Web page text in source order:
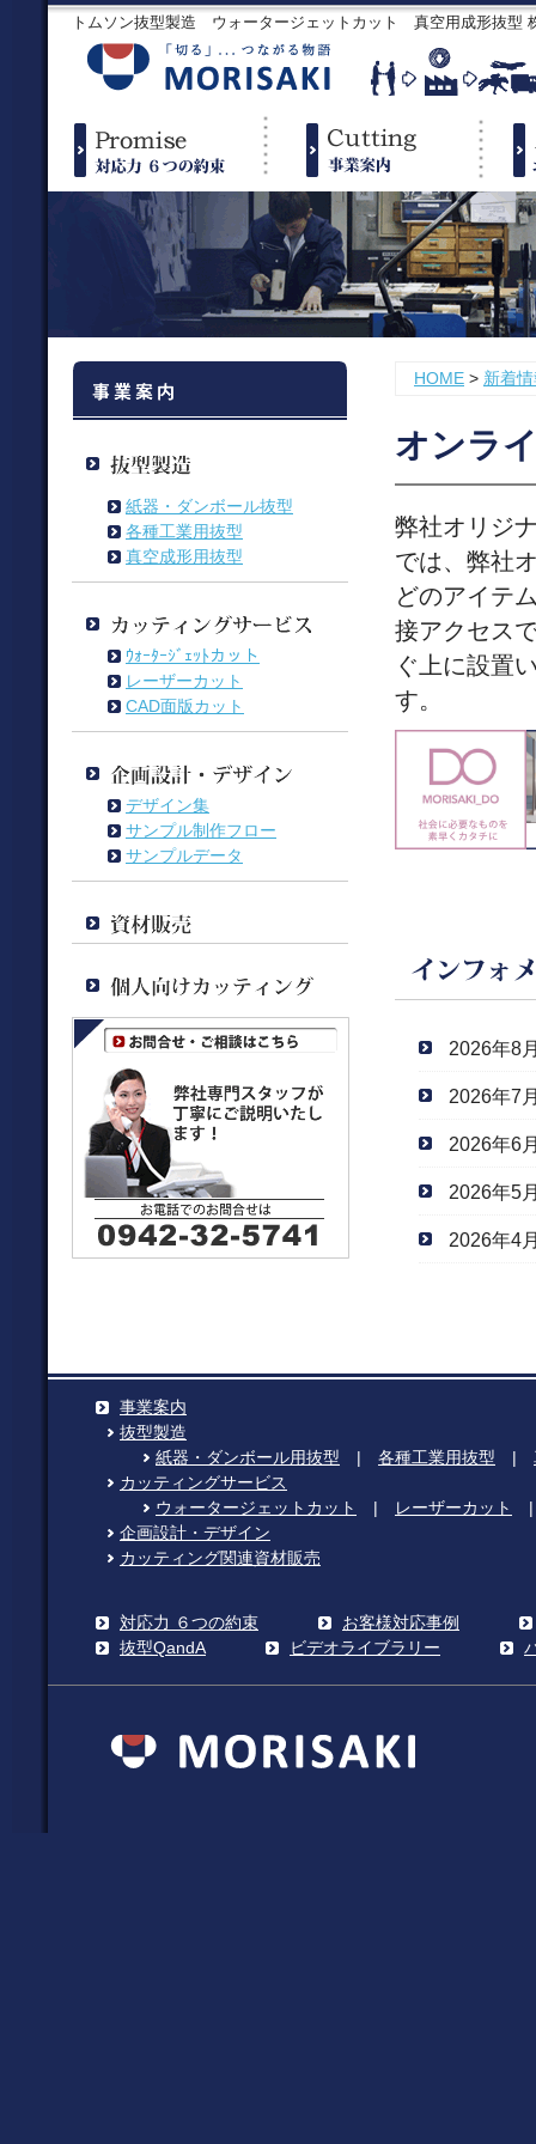
トムソン抜型製造 ウォータージェットカット 真空用成形抜
紙器・ダンボール抜型
各種工業用抜型
真空成形用抜型
ｳｫｰﾀｰｼﾞｪｯﾄカット
レーザーカット
CAD面版カット
デザイン集
サンプル制作フロー
サンプルデータ
HOME > 新着
オンラ
弊社オリジ
では、弊社
どのアイテ
接アクセス
ぐ上に設置
す。
2026年8
2026年7
2026年6
2026年5
2026年4
事業案内
抜型製造
紙器・ダンボール用抜型 | 各種工業用抜型 |
カッティングサービス
ウォータージェットカット
| レーザーカット
企画設計・デザイン
カッティング関連資材販売
対応力 ６つの約束
お客様対応事例
抜型QandA
ビデオライブラリー